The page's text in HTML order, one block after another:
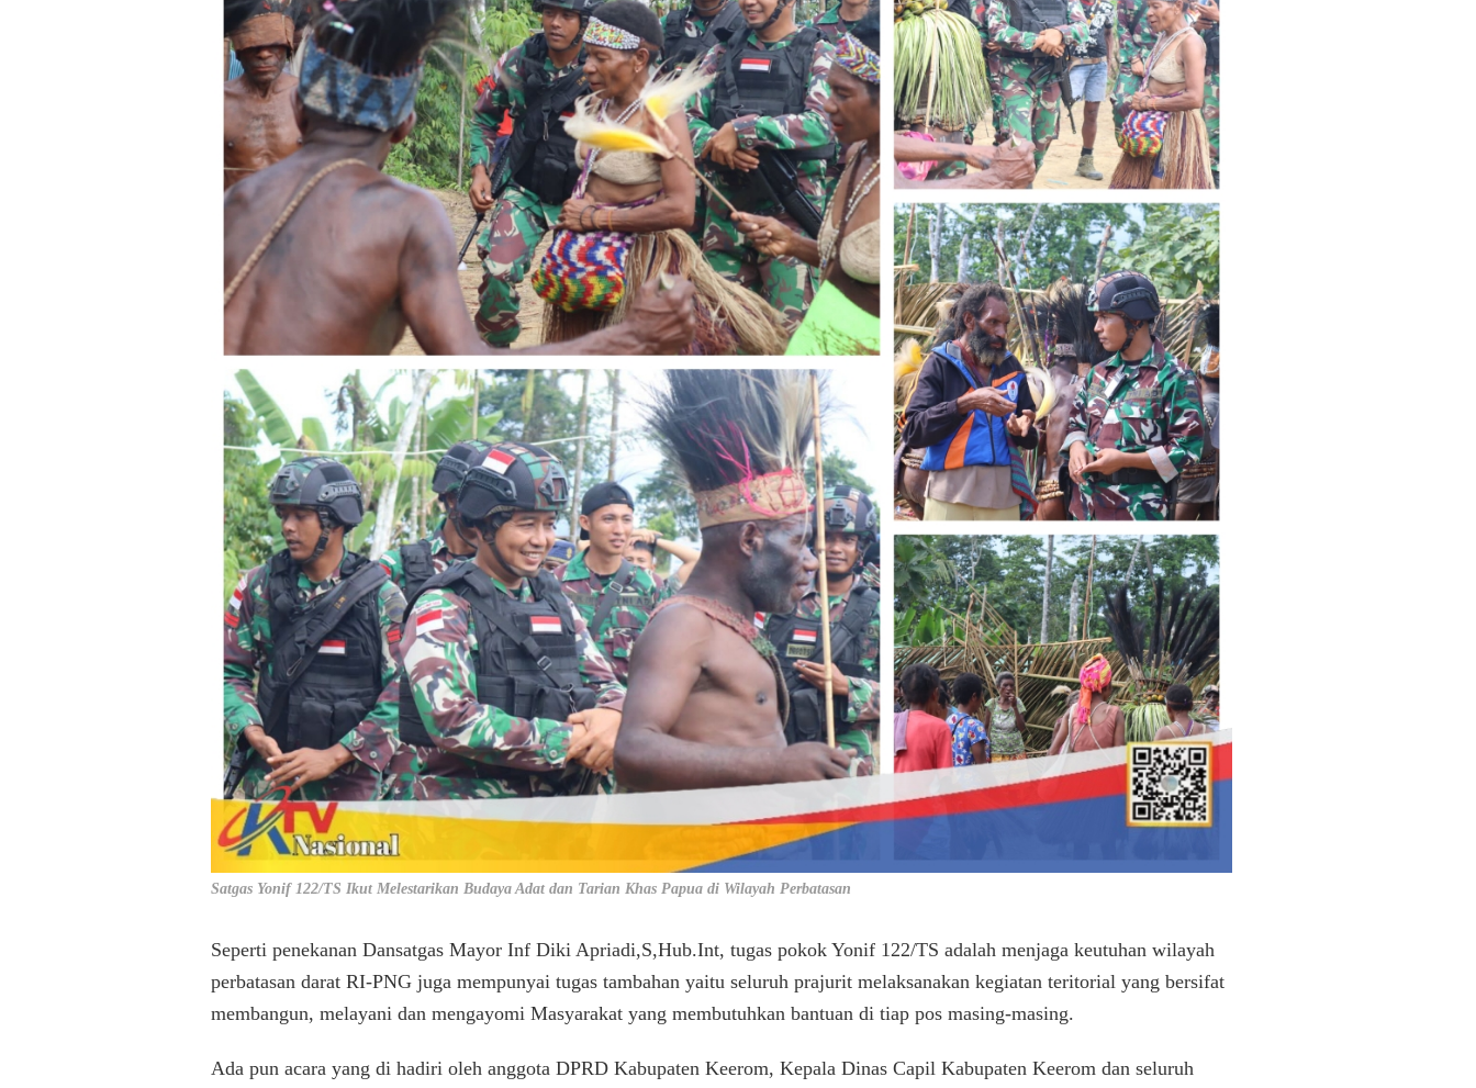
Satgas Yonif 122/TS Ikut Melestarikan Budaya Adat dan Tarian Khas Papua di Wilayah Perbatasan
Seperti penekanan Dansatgas Mayor Inf Diki Apriadi,S,Hub.Int, tugas pokok Yonif 122/TS adalah menjaga keutuhan wilayah
perbatasan darat RI-PNG juga mempunyai tugas tambahan yaitu seluruh prajurit melaksanakan kegiatan teritorial yang bersifat
membangun, melayani dan mengayomi Masyarakat yang membutuhkan bantuan di tiap pos masing-masing.
Ada pun acara yang di hadiri oleh anggota DPRD Kabupaten Keerom, Kepala Dinas Capil Kabupaten Keerom dan seluruh